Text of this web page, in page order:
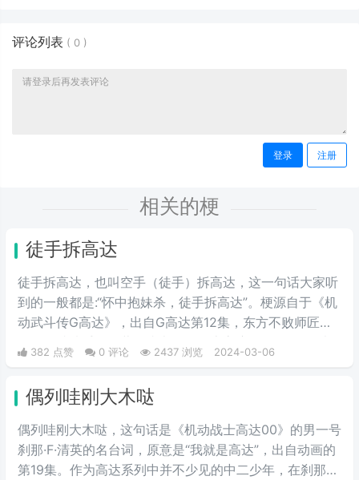
评论列表 ( 0 )
登录 注册
相关的梗
徒手拆高达
徒手拆高达，也叫空手（徒手）拆高达，这一句话大家听
到的一般都是:“怀中抱妹杀，徒手拆高达”。梗源自于《机
动武斗传G高达》，出自G高达第12集，东方不败师匠首
次登场就徒手用多蒙的头巾拆了恶魔高度的眷属MS，也
是空手拆高达一梗的由来。
382 点赞 0 评论 2437 浏览 2024-03-06
偶列哇刚大木哒
偶列哇刚大木哒，这句话是《机动战士高达00》的男一号
刹那·F·清英的名台词，原意是“我就是高达”，出自动画的
第19集。作为高达系列中并不少见的中二少年，在刹那的